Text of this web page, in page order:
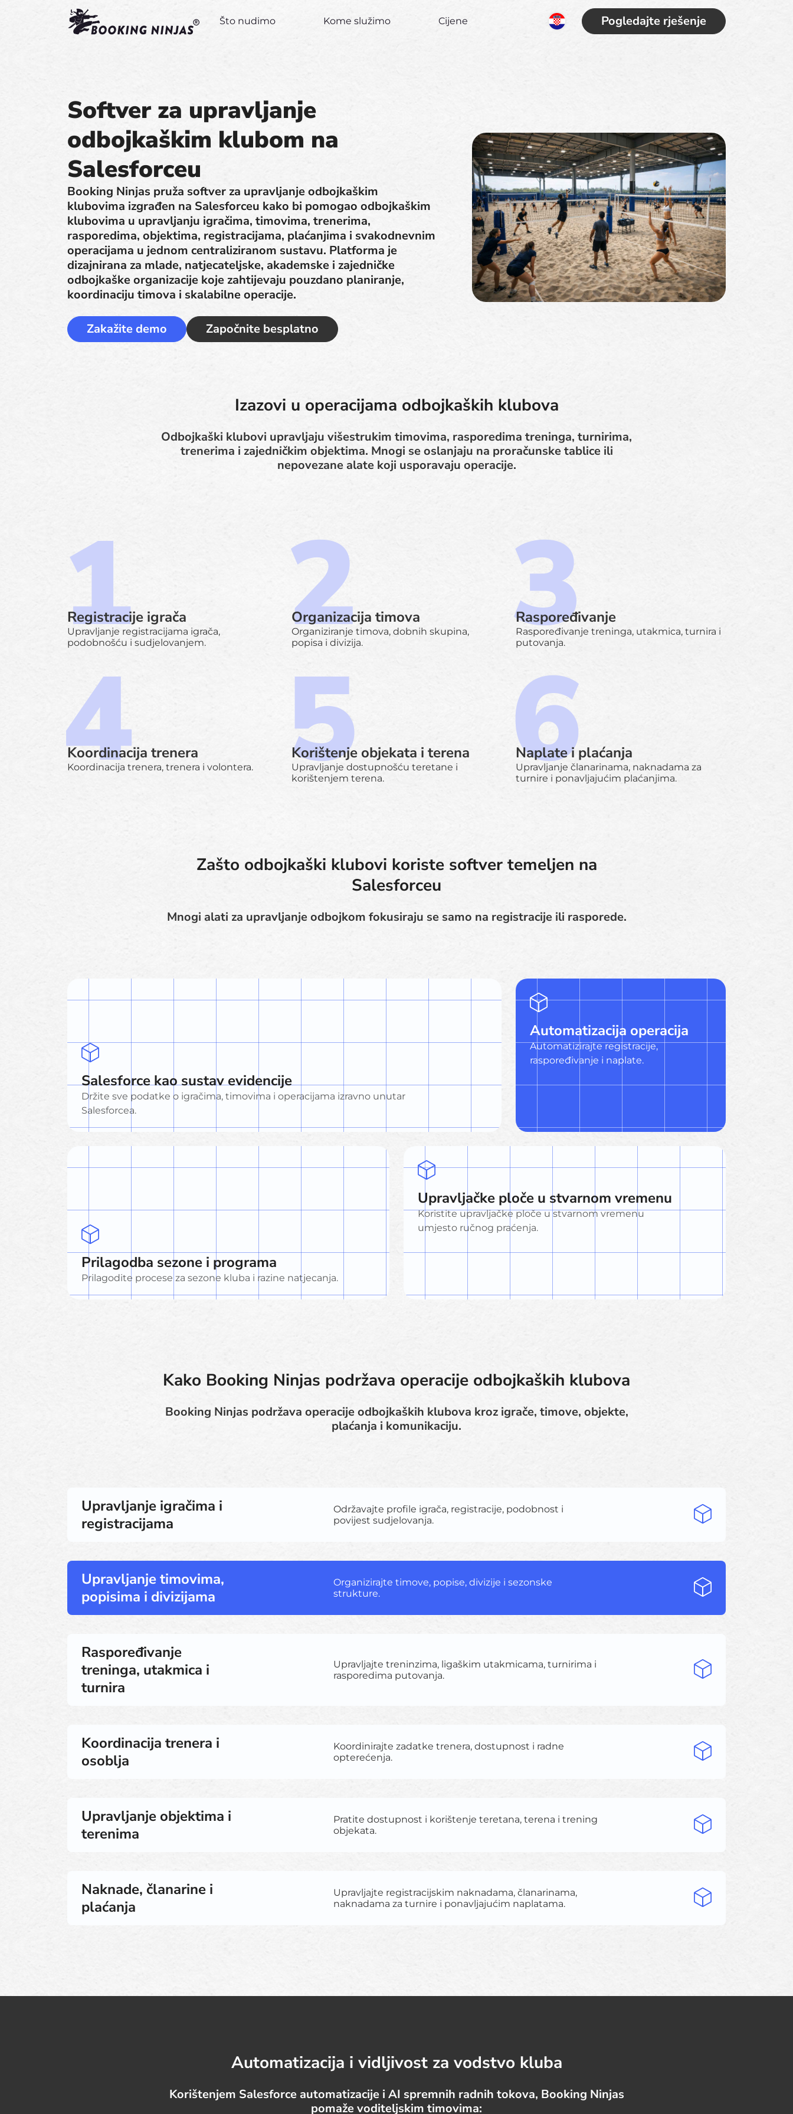
Pogledajte rješenje
Što nudimo Kome služimo Cijene
Softver za upravljanje
odbojkaškim klubom na
Salesforceu
Booking Ninjas pruža softver za upravljanje odbojkaškim
klubovima izgrađen na Salesforceu kako bi pomogao odbojkaškim
klubovima u upravljanju igračima, timovima, trenerima,
rasporedima, objektima, registracijama, plaćanjima i svakodnevnim
operacijama u jednom centraliziranom sustavu. Platforma je
dizajnirana za mlade, natjecateljske, akademske i zajedničke
odbojkaške organizacije koje zahtijevaju pouzdano planiranje,
koordinaciju timova i skalabilne operacije.
Zakažite demo Započnite besplatno
Izazovi u operacijama odbojkaških klubova
Odbojkaški klubovi upravljaju višestrukim timovima, rasporedima treninga, turnirima,
trenerima i zajedničkim objektima. Mnogi se oslanjaju na proračunske tablice ili
nepovezane alate koji usporavaju operacije.
Registracije igrača
Upravljanje registracijama igrača,
podobnošću i sudjelovanjem.
Organizacija timova
Organiziranje timova, dobnih skupina,
popisa i divizija.
Raspoređivanje
Raspoređivanje treninga, utakmica, turnira i
putovanja.
Koordinacija trenera
Koordinacija trenera, trenera i volontera.
Korištenje objekata i terena
Upravljanje dostupnošću teretane i
korištenjem terena.
Naplate i plaćanja
Upravljanje članarinama, naknadama za
turnire i ponavljajućim plaćanjima.
Zašto odbojkaški klubovi koriste softver temeljen na
Salesforceu
Mnogi alati za upravljanje odbojkom fokusiraju se samo na registracije ili rasporede.
Salesforce kao sustav evidencije
Držite sve podatke o igračima, timovima i operacijama izravno unutar
Salesforcea.
Automatizacija operacija
Automatizirajte registracije,
raspoređivanje i naplate.
Prilagodba sezone i programa
Prilagodite procese za sezone kluba i razine natjecanja.
Upravljačke ploče u stvarnom vremenu
Koristite upravljačke ploče u stvarnom vremenu
umjesto ručnog praćenja.
Kako Booking Ninjas podržava operacije odbojkaških klubova
Booking Ninjas podržava operacije odbojkaških klubova kroz igrače, timove, objekte,
plaćanja i komunikaciju.
Upravljanje igračima i
registracijama
Održavajte profile igrača, registracije, podobnost i
povijest sudjelovanja.
Upravljanje timovima,
popisima i divizijama
Organizirajte timove, popise, divizije i sezonske
strukture.
Raspoređivanje
treninga, utakmica i
turnira
Upravljajte treninzima, ligaškim utakmicama, turnirima i
rasporedima putovanja.
Koordinacija trenera i
osoblja
Koordinirajte zadatke trenera, dostupnost i radne
opterećenja.
Upravljanje objektima i
terenima
Pratite dostupnost i korištenje teretana, terena i trening
objekata.
Naknade, članarine i
plaćanja
Upravljajte registracijskim naknadama, članarinama,
naknadama za turnire i ponavljajućim naplatama.
Automatizacija i vidljivost za vodstvo kluba
Korištenjem Salesforce automatizacije i AI spremnih radnih tokova, Booking Ninjas
pomaže voditeljskim timovima: